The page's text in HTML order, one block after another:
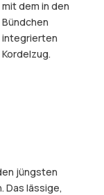
mit dem in den
Bündchen
integrierten
Kordelzug.
jüngsten
Das lässige,